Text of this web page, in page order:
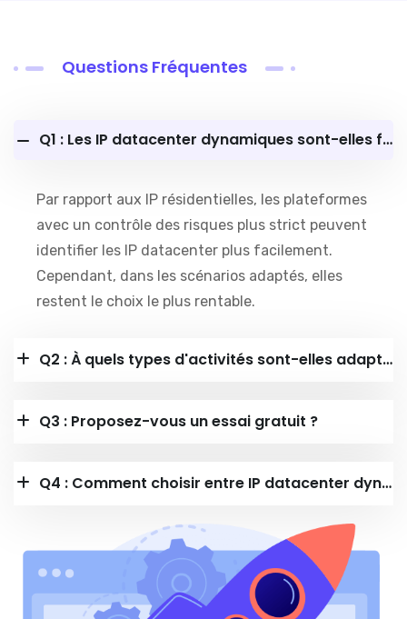
Questions Fréquentes
Q1 : Les IP datacenter dynamiques sont-elles facilement bloquées ?
Par rapport aux IP résidentielles, les plateformes
avec un contrôle des risques plus strict peuvent
identifier les IP datacenter plus facilement.
Cependant, dans les scénarios adaptés, elles
restent le choix le plus rentable.
Q2 : À quels types d'activités sont-elles adaptées ?
Q3 : Proposez-vous un essai gratuit ?
Q4 : Comment choisir entre IP datacenter dynamiques et IP résidentielles dynamiques ?